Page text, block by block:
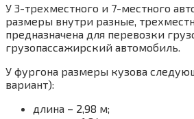
У 3-трехместного и 7-местного
размеры внутри разные,
предназначена для перевозки
грузопассажирский автомобиль.
У фургона размеры кузова
вариант):
длина – 2,98 м;